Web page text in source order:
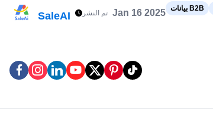
SaleAI تم النشر Jan 16 2025 بيانات B2B